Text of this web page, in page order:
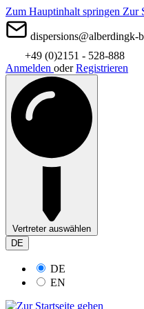
Zum Hauptinhalt springen Zur
dispersions@alberdingk-
+49 (0)2151 - 528-888
Anmelden oder Registrieren
Vertreter auswählen
DE
DE
EN